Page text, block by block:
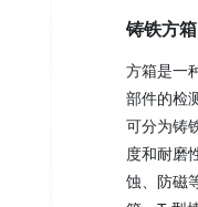
铸铁方
方箱是一
部件的检
可分为铸
度和耐磨
蚀、防磁